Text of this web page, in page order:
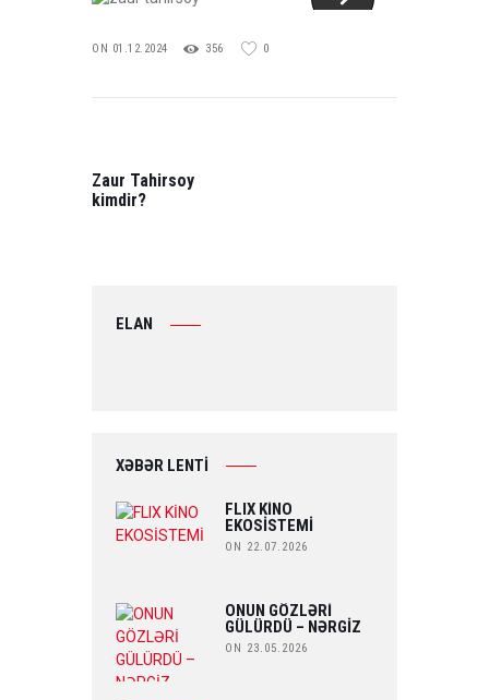
ON 01.12.2024 356 0
POST:
Zaur Tahirsoy
kimdir?
ELAN
XƏBƏR LENTİ
FLIX KİNO
EKOSİSTEMİ
ON 22.07.2026
ONUN GÖZLƏRİ
GÜLÜRDÜ – NƏRGİZ
ON 23.05.2026